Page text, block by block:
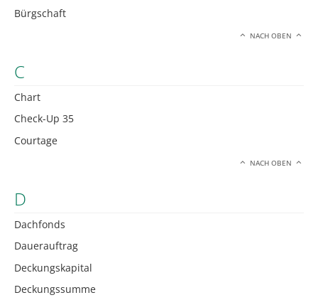
Bürgschaft
NACH OBEN
C
Chart
Check-Up 35
Courtage
NACH OBEN
D
Dachfonds
Dauerauftrag
Deckungskapital
Deckungssumme